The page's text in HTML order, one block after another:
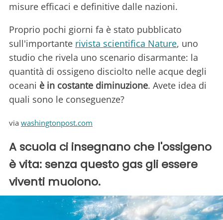
misure efficaci e definitive dalle nazioni.
Proprio pochi giorni fa è stato pubblicato
sull'importante rivista scientifica Nature, uno
studio che rivela uno scenario disarmante: la
quantità di ossigeno disciolto nelle acque degli
oceani è in costante diminuzione. Avete idea di
quali sono le conseguenze?
via washingtonpost.com
A scuola ci insegnano che l'ossigeno
è vita: senza questo gas gli essere
viventi muoiono.